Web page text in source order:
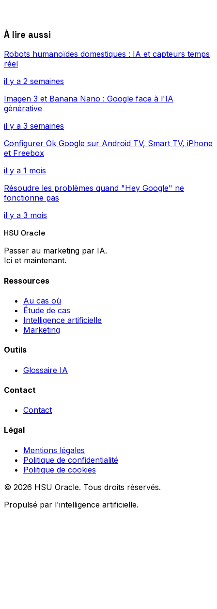
À lire aussi
Robots humanoïdes domestiques : IA et capteurs temps
réel
il y a 2 semaines
Imagen 3 et Banana Nano : Google face à l'IA
générative
il y a 3 semaines
Configurer Ok Google sur Android TV, Smart TV, iPhone
et Freebox
il y a 1 mois
Résoudre les problèmes quand "Hey Google" ne
fonctionne pas
il y a 3 mois
HSU Oracle
Passer au marketing par IA.
Ici et maintenant.
Ressources
Au cas où
Étude de cas
Intelligence artificielle
Marketing
Outils
Glossaire IA
Contact
Contact
Légal
Mentions légales
Politique de confidentialité
Politique de cookies
© 2026 HSU Oracle. Tous droits réservés.
Propulsé par l'intelligence artificielle.